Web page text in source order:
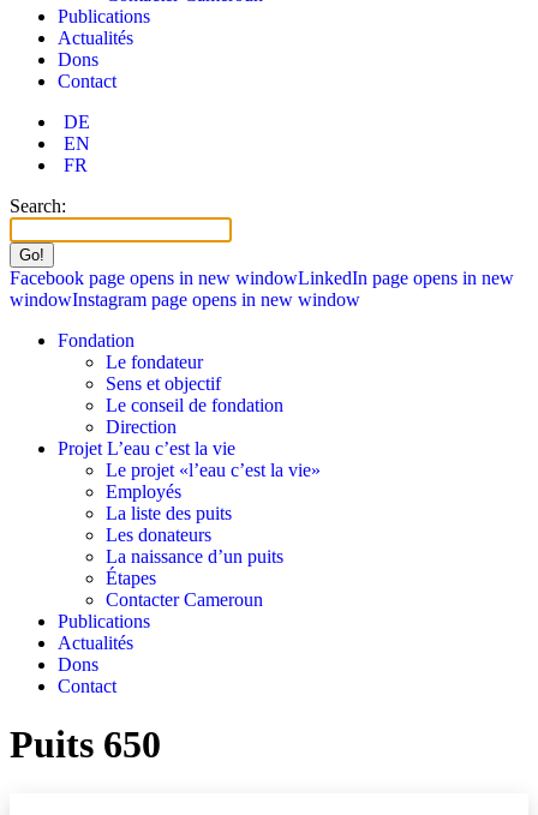
Publications
Actualités
Dons
Contact
DE
EN
FR
Search:
Facebook page opens in new windowLinkedIn page opens in new
windowInstagram page opens in new window
Fondation
Le fondateur
Sens et objectif
Le conseil de fondation
Direction
Projet L’eau c’est la vie
Le projet «l’eau c’est la vie»
Employés
La liste des puits
Les donateurs
La naissance d’un puits
Étapes
Contacter Cameroun
Publications
Actualités
Dons
Contact
Puits 650